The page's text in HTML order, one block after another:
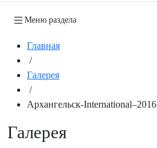
Меню раздела
Главная
/
Галерея
/
Архангельск-International–2016
Галерея